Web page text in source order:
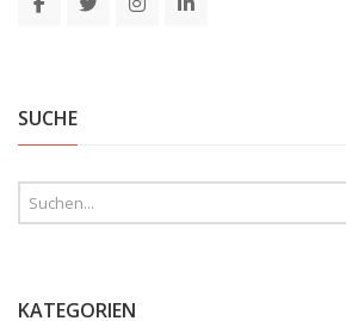
SUCHE
KATEGORIEN